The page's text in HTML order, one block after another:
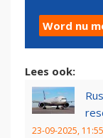
Word nu
Lees ook:
23-09-2025, 11:55